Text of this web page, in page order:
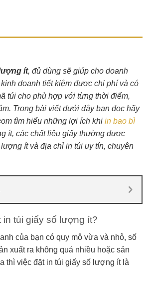
ít, đủ dùng sẽ giúp cho doanh
doanh tiết kiệm được chi phí và có
túi cho phù hợp với từng thời điểm,
Trong bài viết dưới đây bạn đọc hãy
tìm hiểu những lợi ích khi in bao bì
ít, các chất liệu giấy thường được
ít và địa chỉ in túi uy tín, chuyên
in túi giấy số lượng ít?
của bạn có quy mô vừa và nhỏ, số
xuất ra không quá nhiều hoặc sản
thì việc đặt in túi giấy số lượng ít là